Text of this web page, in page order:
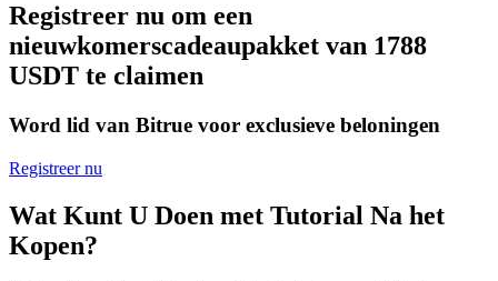
Registreer nu om een
nieuwkomerscadeaupakket van 1788
USDT te claimen
Word lid van Bitrue voor exclusieve beloningen
Registreer nu
Wat Kunt U Doen met Tutorial Na het
Kopen?